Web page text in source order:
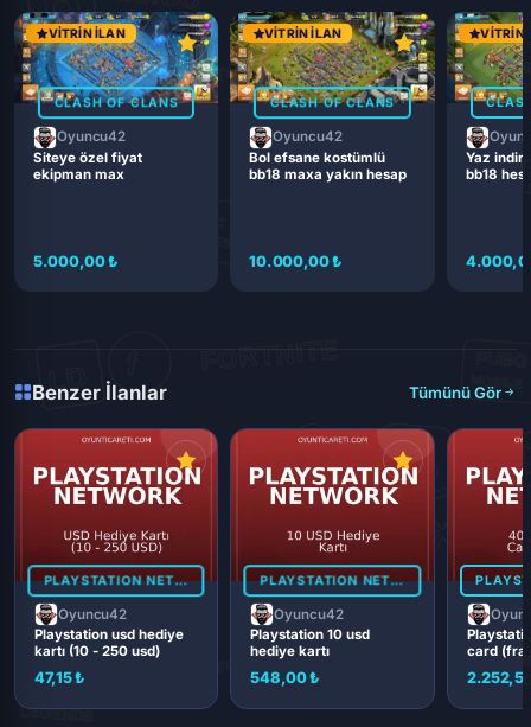
VITRIN İLAN
CLASH OF CLANS
Oyuncu42
Siteye özel fiyat
ekipman max
5.000,00 ₺
VITRIN İLAN
CLASH OF CLANS
Oyuncu42
Bol efsane kostümlü
bb18 maxa yakın hesap
10.000,00 ₺
VITRIN
Yaz
bb18
Benzer İlanlar Tümünü Gör
PLAYSTATION NETWORK
Oyuncu42
Playstation usd hediye
kartı (10 - 250 usd)
47,15 ₺
PLAYSTATION NETWORK
Oyuncu42
Playstation 10 usd
hediye kartı
548,00 ₺
card